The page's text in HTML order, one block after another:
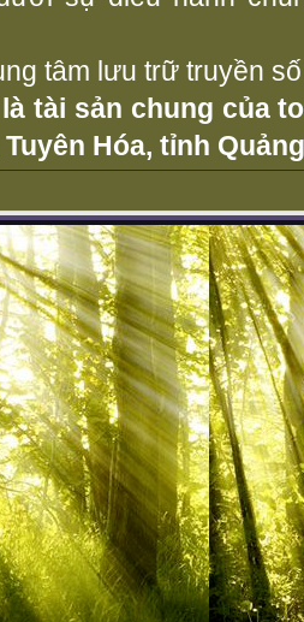
tâm lưu trữ truyền
tài sản chung của
Hóa, tỉnh